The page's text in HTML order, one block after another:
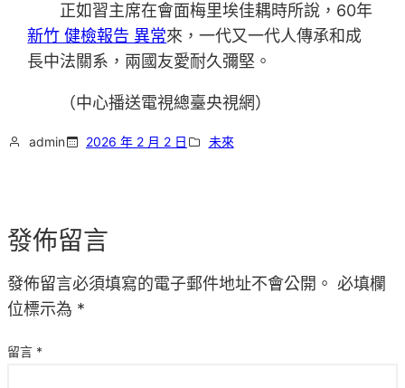
正如習主席在會面梅里埃佳耦時所說，60年
新竹 健檢報告 異常來，一代又一代人傳承和成
長中法關系，兩國友愛耐久彌堅。
（中心播送電視總臺央視網）
admin 2026 年 2 月 2 日 未來
發佈留言
發佈留言必須填寫的電子郵件地址不會公開。 必填欄
位標示為 *
留言 *